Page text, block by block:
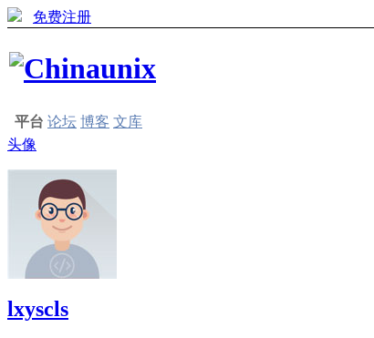
免费注册
平台 论坛 博客 文库
头像
lxyscls